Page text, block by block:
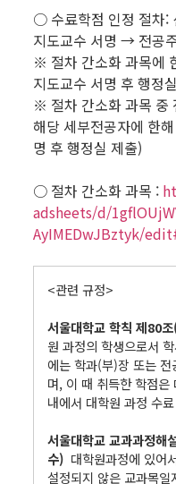
○ 수료학점 인정 절차:
지도교수 서명 → 전공
※ 절차 간소화 과목에
지도교수 서명 후 행정
※ 절차 간소화 과목 중
해당 세부전공자에 한
명 후 행정실 제출)
○ 절차 간소화 과목 :
adsheets/d/
AyIMEDwJBztyk/
<관련 규정>
서울대학교 학칙 제80
원 과정의 학생으로서
에는 학과(부)장 또는
며, 이 때 취득한 학점은
내에서 대학원 과정 수
서울대학교 교과과정해
수) 대학원과정에 있어
설정되지 않은 교과목